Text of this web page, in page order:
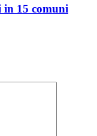
in 15 comuni